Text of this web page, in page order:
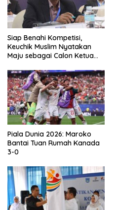
Siap Benahi Kompetisi,
Keuchik Muslim Nyatakan
Maju sebagai Calon Ketua
Piala Dunia 2026: Maroko
Bantai Tuan Rumah Kanada
3-0